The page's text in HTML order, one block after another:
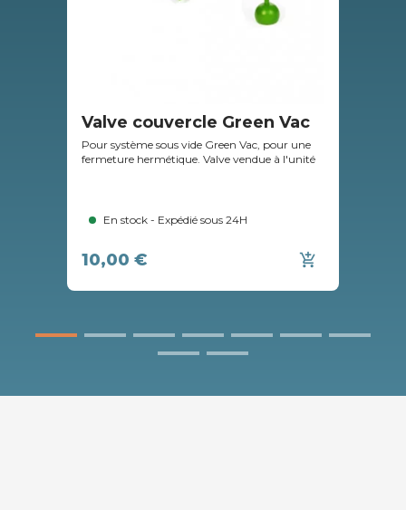
Valve couvercle Green Vac
Pour système sous vide Green Vac, pour une
fermeture hermétique. Valve vendue à l'unité
En stock - Expédié sous 24H
10,00 € add_shopping_cart